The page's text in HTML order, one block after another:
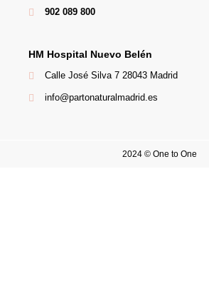
902 089 800
HM Hospital Nuevo Belén
Calle José Silva 7 28043 Madrid
info@partonaturalmadrid.es
2024 © One to One